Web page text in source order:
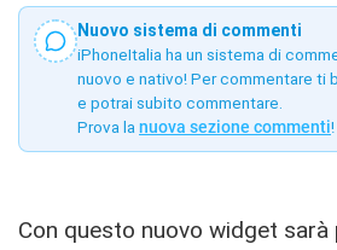
Nuovo sistema di commenti
iPhoneItalia ha un sistema di
nuovo e nativo! Per commentare ti
e potrai subito commentare.
Prova la nuova sezione commenti!
Con questo nuovo widget